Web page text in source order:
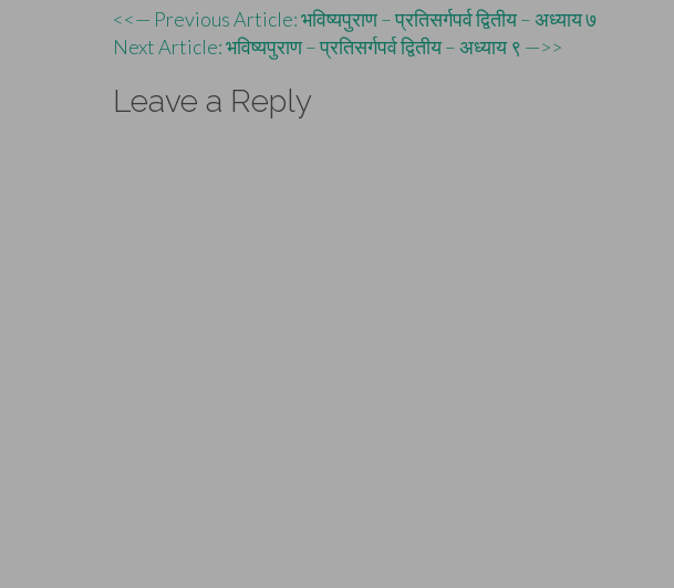
Post
navigation
<<— Previous Article: भविष्यपुराण – प्रतिसर्गपर्व द्वितीय – अध्याय ७
Next Article: भविष्यपुराण – प्रतिसर्गपर्व द्वितीय – अध्याय ९ —>>
Leave a Reply